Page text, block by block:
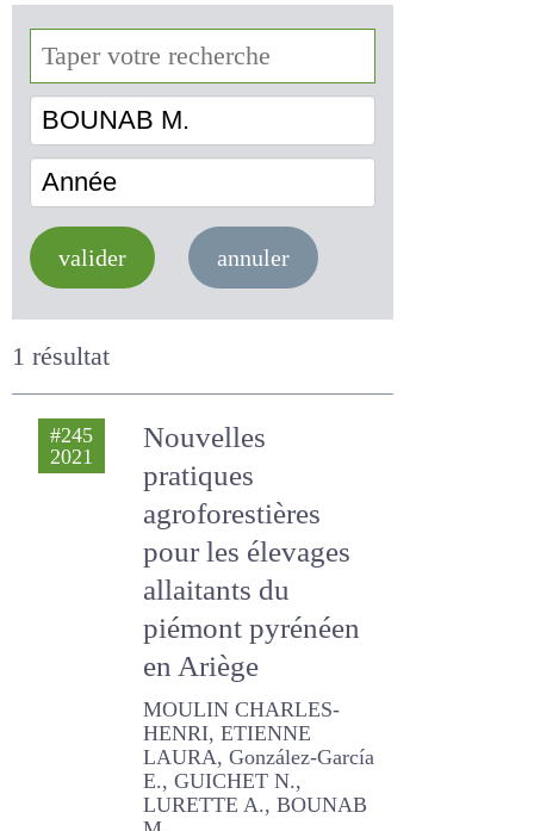
BOUNAB M.
valider annuler
1 résultat
#245
Nouvelles
pratiques
agroforestières
pour les élevages
allaitants du
piémont pyrénéen
en Ariège
MOULIN CHARLES-HENRI,
ETIENNE LAURA, González-
García E., GUICHET N.,
LURETTE A., BOUNAB M.